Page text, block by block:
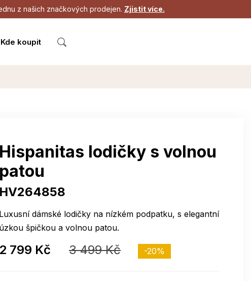
z našich značkových prodejen. Zjistit více.
Kde koupit
Hispanitas lodičky s volnou
patou
HV264858
Luxusní dámské lodičky na nízkém podpatku, s elegantní
úzkou špičkou a volnou patou.
2 799 Kč 3 499 Kč -20%